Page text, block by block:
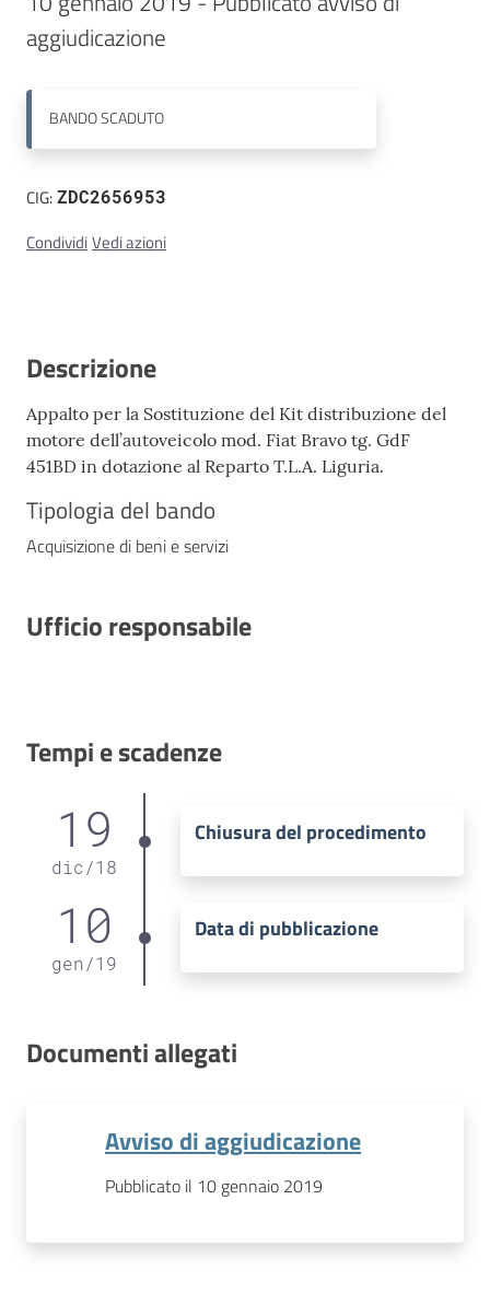
BANDOSCADUTO
CIG:ZDC2656953
CondividiVedi azioni
Descrizione
Appalto per la Sostituzione del Kit distribuzione del
motore dell’autoveicolo mod. Fiat Bravo tg. GdF
451BD in dotazione al Reparto T.L.A. Liguria.
Tipologia del bando
Acquisizione di beni e servizi
Ufficio responsabile
Tempi e scadenze
19
dic /18
Chiusura del procedimento
10
gen/19
Data di pubblicazione
Documenti allegati
Avviso di aggiudicazione
Pubblicato il 10 gennaio 2019